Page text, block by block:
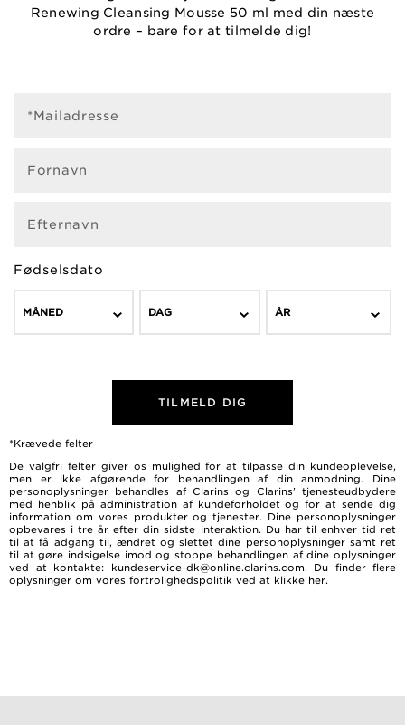
Renewing Cleansing Mousse 50 ml med din næste
ordre – bare for at tilmelde dig!
*Mailadresse
Fornavn
Efternavn
Fødselsdato
MÅNED DAG ÅR
TILMELD DIG
*Krævede felter
De valgfri felter giver os mulighed for at tilpasse din kundeoplevelse,
men er ikke afgørende for behandlingen af ​​din anmodning. Dine
personoplysninger behandles af Clarins og Clarins’ tjenesteudbydere
med henblik på administration af kundeforholdet og for at sende dig
information om vores produkter og tjenester. Dine personoplysninger
opbevares i tre år efter din sidste interaktion. Du har til enhver tid ret
til at få adgang til, ændret og slettet dine personoplysninger samt ret
til at gøre indsigelse imod og stoppe behandlingen af dine oplysninger
ved at kontakte: kundeservice-dk@online.clarins.com. Du finder flere
oplysninger om vores fortrolighedspolitik ved at klikke her.